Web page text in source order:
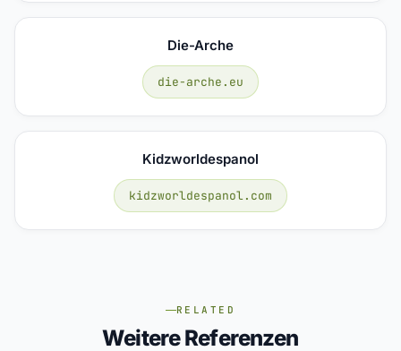
Die-Arche
die-arche.eu
Kidzworldespanol
kidzworldespanol.com
RELATED
Weitere Referenzen